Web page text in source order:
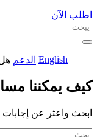
اطلب الآن
English الدعم
كيف يمكننا
ابحث واعثر عن